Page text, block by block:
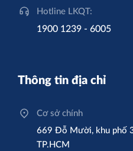
Hotline LKQT:
1900 1239 - 6005
Thông tin địa chỉ
Cơ sở chính
669 Đỗ Mười, khu phố
TP.HCM